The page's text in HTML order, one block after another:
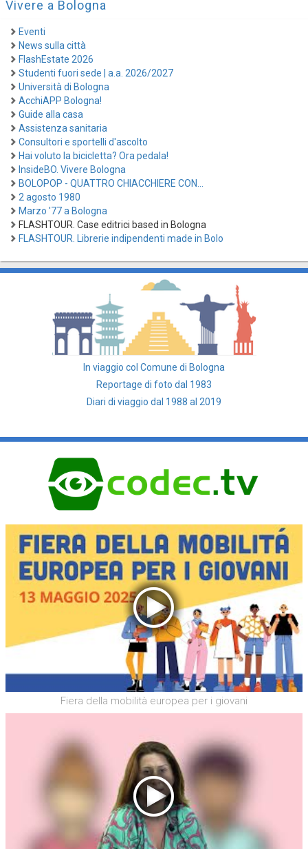
Vivere a Bologna
Eventi
News sulla città
FlashEstate 2026
Studenti fuori sede | a.a. 2026/2027
Università di Bologna
AcchiAPP Bologna!
Guide alla casa
Assistenza sanitaria
Consultori e sportelli d'ascolto
Hai voluto la bicicletta? Ora pedala!
InsideBO. Vivere Bologna
BOLOPOP - QUATTRO CHIACCHIERE CON...
2 agosto 1980
Marzo '77 a Bologna
FLASHTOUR. Case editrici based in Bologna
FLASHTOUR. Librerie indipendenti made in Bolo
In viaggio col Comune di Bologna
Reportage di foto dal 1983
Diari di viaggio dal 1988 al 2019
Fiera della mobilità europea per i giovani